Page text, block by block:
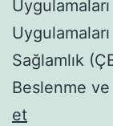
Sağlamlık
Beslenme
etDİYET